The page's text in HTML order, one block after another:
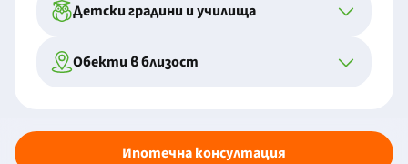
Детски градини и училища
Обекти в близост
Ипотечна консултация